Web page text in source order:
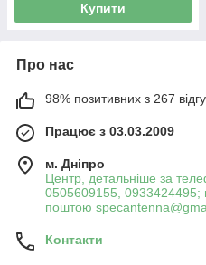
Купити
Про нас
98% позитивних з 267
Працює з 03.03.2009
м. Дніпро
Центр, детальніше за
0505609155,
поштою
Контакти